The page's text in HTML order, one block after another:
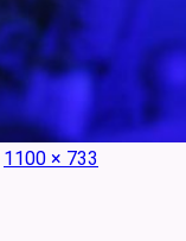
Full
1100 × 733